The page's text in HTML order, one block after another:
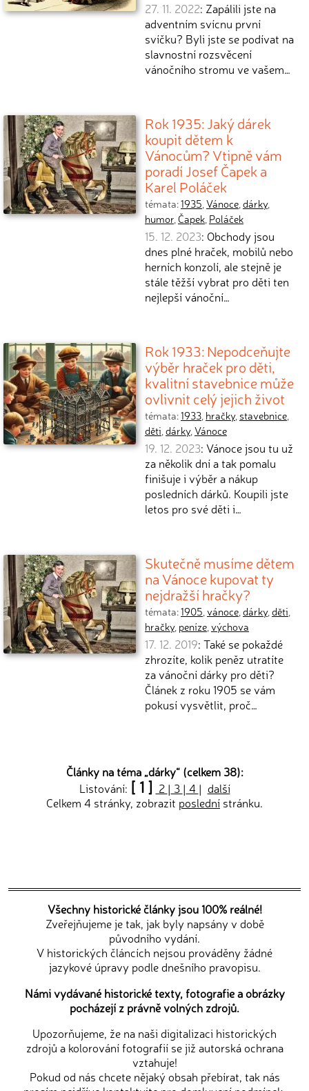
27. 11. 2022: Zapálili jste na
adventním svícnu první
svíčku? Byli jste se podívat na
slavnostní rozsvěcení
vánočního stromu ve vašem…
Rok 1935: Jaký dárek
koupit dětem k
Vánocům? Vtipně vám
poradí Josef Čapek a
Karel Poláček
témata:1935,Vánoce,dárky,
humor,Čapek, Poláček
15. 12. 2023: Obchody jsou
dnes plné hraček, mobilů nebo
herních konzolí, ale stejně je
stále těžší vybrat pro děti ten
nejlepší vánoční…
Rok 1933: Nepodceňujte
výběr hraček pro děti,
kvalitní stavebnice může
ovlivnit celý jejich život
témata:1933, hračky, stavebnice,
děti,dárky,Vánoce
19. 12. 2023: Vánoce jsou tu už
za několik dní a tak pomalu
finišuje i výběr a nákup
posledních dárků. Koupili jste
letos pro své děti i…
Skutečně musíme dětem
na Vánoce kupovat ty
nejdražší hračky?
témata:1905,vánoce,dárky,děti,
hračky, peníze,výchova
17. 12. 2019: Také se pokaždé
zhrozíte, kolik peněz utratíte
za vánoční dárky pro děti?
Článek z roku 1905 se vám
pokusí vysvětlit, proč…
Články na téma „dárky“ (celkem 38):
Listování: [ 1 ] 2 | 3 | 4 | další
Celkem 4 stránky, zobrazit poslední stránku.
Všechny historické články jsou 100% reálné!
Zveřejňujeme je tak, jak byly napsány v době
původního vydání.
V historických článcích nejsou prováděny žádné
jazykové úpravy podle dnešního pravopisu.
Námi vydávané historické texty, fotografie a obrázky
pocházejí z právně volných zdrojů.
Upozorňujeme, že na naši digitalizaci historických
zdrojů a kolorování fotografií se již autorská ochrana
vztahuje!
Pokud od nás chcete nějaký obsah přebírat, tak nás